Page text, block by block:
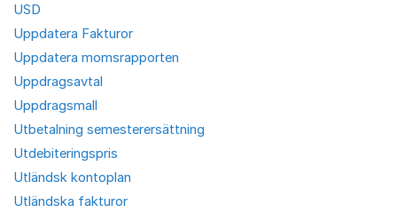
USD
Uppdatera Fakturor
Uppdatera momsrapporten
Uppdragsavtal
Uppdragsmall
Utbetalning semesterersättning
Utdebiteringspris
Utländsk kontoplan
Utländska fakturor